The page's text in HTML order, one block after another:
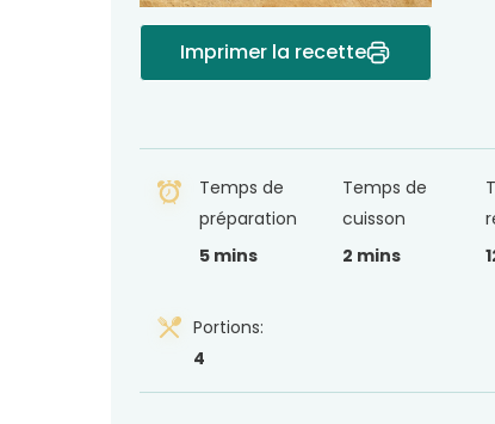
Imprimer la recette
Temps de
préparation
5 mins
Temps de
cuisson
2 mins
Portions:
4